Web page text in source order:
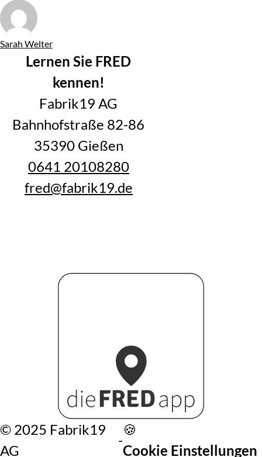
Von
Sarah Welter
Lernen Sie FRED
kennen!
Fabrik19 AG
Bahnhofstraße 82-86
35390 Gießen
0641 20108280
fred@fabrik19.de
©️ 2025 Fabrik19
AG
-
🍪
Cookie Einstellungen